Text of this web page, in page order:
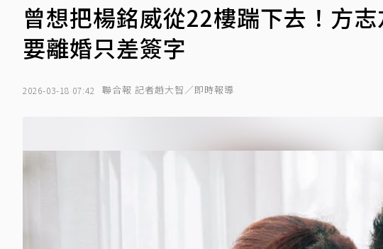
曾想把楊銘威從22樓踹下去！方
要離婚只差簽字
2026-03-18 07:42 聯合報 記者趙大智／即時報導